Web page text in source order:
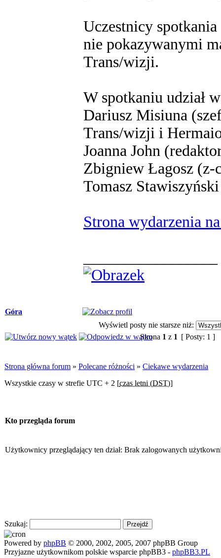
Uczestnicy
nie pokazywanymi
Trans/wizji.
W spotkaniu udział
Dariusz Misiuna
Trans/wizji i
Joanna John
Zbigniew Łagosz (z-
Tomasz
Strona wydarzenia
Góra
Wyświetl posty nie starsze niż:
Strona 1 z 1 [ Posty: 1 ]
Strona główna forum » Polecane różności » Ciekawe wydarzenia
Wszystkie czasy w strefie UTC + 2 [czas letni (DST)]
Kto przegląda forum
Użytkownicy przeglądający ten dział: Brak zalogowanych
Szukaj:
Powered by phpBB © 2000, 2002, 2005, 2007 phpBB Group
Przyjazne użytkownikom polskie wsparcie phpBB3 - phpBB3.PL